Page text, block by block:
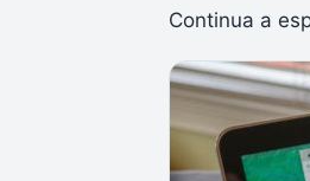
Continua a